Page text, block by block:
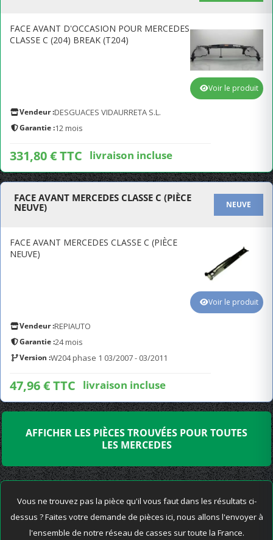
FACE AVANT D'OCCASION POUR MERCEDES
CLASSE C (204) BREAK (T204)
Vendeur :DESGUACES VIDAURRETA S.L.
Garantie :12 mois
331,80 € TTC livraison incluse
Voir le produit
FACE AVANT MERCEDES CLASSE C (PIÈCE
NEUVE)
NEUVE
FACE AVANT MERCEDES CLASSE C (PIÈCE
NEUVE)
Vendeur :REPIAUTO
Garantie :24 mois
Version :W204 phase 1 03/2007 - 03/2011
47,96 € TTC livraison incluse
Voir le produit
AFFICHER LES PIÈCES TROUVÉES POUR TOUTES
LES MERCEDES
Vous ne trouvez pas la pièce qu'il vous faut dans les résultats ci-
dessus ? Faites votre demande de pièces ici, nous allons l'envoyer à
l'ensemble de notre réseau de casses sur toute la France.